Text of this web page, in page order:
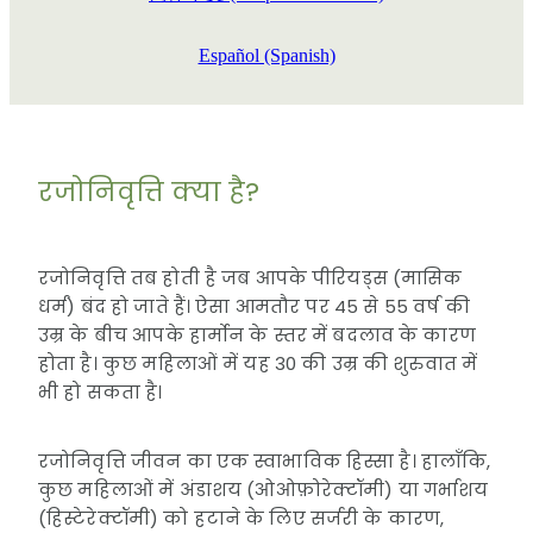
Español (Spanish)
रजोनिवृत्ति क्या है?
रजोनिवृत्ति तब होती है जब आपके पीरियड्स (मासिक
धर्म) बंद हो जाते हैं। ऐसा आमतौर पर 45 से 55 वर्ष की
उम्र के बीच आपके हार्मोन के स्तर में बदलाव के कारण
होता है। कुछ महिलाओं में यह 30 की उम्र की शुरुवात में
भी हो सकता है।
रजोनिवृत्ति जीवन का एक स्वाभाविक हिस्सा है। हालाँकि,
कुछ महिलाओं में अंडाशय (ओओफ़ोरेक्टॉमी) या गर्भाशय
(हिस्टेरेक्टॉमी) को हटाने के लिए सर्जरी के कारण,